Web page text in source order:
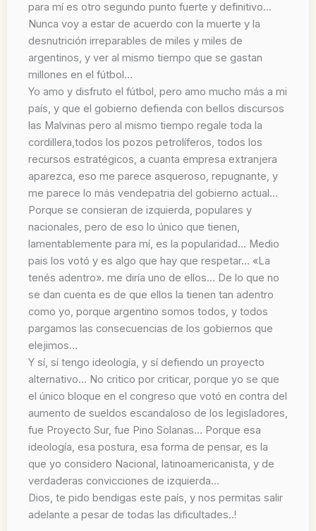
para mí es otro segundo punto fuerte y definitivo…
Nunca voy a estar de acuerdo con la muerte y la
desnutrición irreparables de miles y miles de
argentinos, y ver al mismo tiempo que se gastan
millones en el fútbol…
Yo amo y disfruto el fútbol, pero amo mucho más a mi
país, y que el gobierno defienda con bellos discursos
las Malvinas pero al mismo tiempo regale toda la
cordillera,todos los pozos petrolíferos, todos los
recursos estratégicos, a cuanta empresa extranjera
aparezca, eso me parece asqueroso, repugnante, y
me parece lo más vendepatria del gobierno actual…
Porque se consieran de izquierda, populares y
nacionales, pero de eso lo único que tienen,
lamentablemente para mí, es la popularidad… Medio
pais los votó y es algo que hay que respetar… «La
tenés adentro». me diría uno de ellos… De lo que no
se dan cuenta es de que ellos la tienen tan adentro
como yo, porque argentino somos todos, y todos
pargamos las consecuencias de los gobiernos que
elejimos…
Y sí, sí tengo ideología, y sí defiendo un proyecto
alternativo… No critico por criticar, porque yo se que
el único bloque en el congreso que votó en contra del
aumento de sueldos escandaloso de los legisladores,
fue Proyecto Sur, fue Pino Solanas… Porque esa
ideología, esa postura, esa forma de pensar, es la
que yo considero Nacional, latinoamericanista, y de
verdaderas convicciones de izquierda…
Dios, te pido bendigas este país, y nos permitas salir
adelante a pesar de todas las dificultades..!